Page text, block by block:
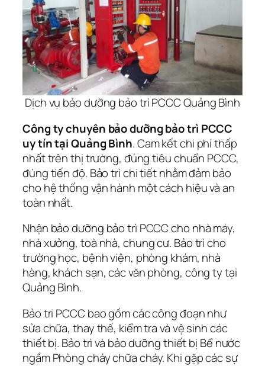
Dịch vụ bảo dưỡng bảo trì PCCC Quảng Bình
Công ty chuyên bảo dưỡng bảo trì PCCC
uy tín tại Quảng Bình. Cam kết chi phí thấp
nhất trên thị trường, đúng tiêu chuẩn PCCC,
đúng tiến độ. Bảo trì chi tiết nhằm đảm bảo
cho hệ thống vận hành một cách hiệu và an
toàn nhất.
Nhận bảo dưỡng bảo trì PCCC cho nhà máy,
nhà xưởng, toà nhà, chung cư. Bảo trì cho
trường học, bệnh viện, phòng khám, nhà
hàng, khách sạn, các văn phòng, công ty tại
Quảng Bình.
Bảo tri PCCC bao gồm các công đoạn như
sửa chữa, thay thế, kiểm tra và vệ sinh các
thiết bị. Bảo trì và bảo dưỡng thiết bị Bể nước
ngầm Phòng cháy chữa cháy. Khi gặp các sự